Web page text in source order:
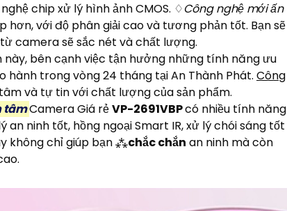
chip xử lý hình ảnh CMOS. ♢Công nghệ mới ấn
hơn, với độ phân giải cao và tương phản tốt. Bạn sẽ
camera sẽ sắc nét và chất lượng.
này, bên cạnh việc tận hưởng những tính năng ưu
trong vòng 24 tháng tại An Thành Phát. Công
và tự tin với chất lượng của sản phẩm.
tâmCamera Giá rẻVP-2691VBPcó nhiều tính năng
an ninh tốt, hồng ngoại Smart IR, xử lý chói sáng tốt
không chỉ giúp bạn ⁂chắc chắn an ninh mà còn